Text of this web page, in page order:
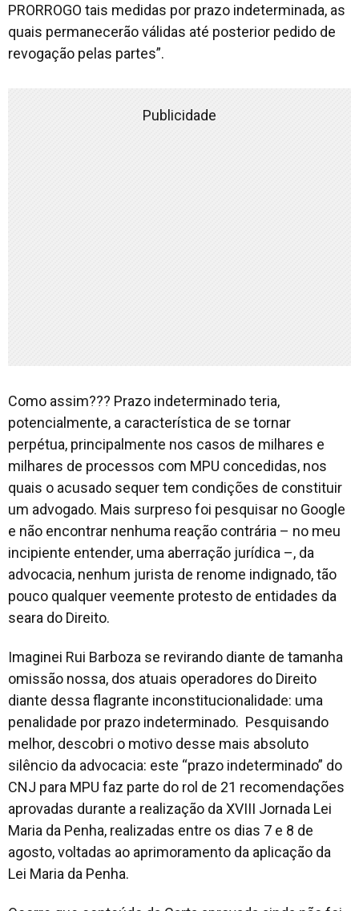
PRORROGO tais medidas por prazo indeterminada, as
quais permanecerão válidas até posterior pedido de
revogação pelas partes”.
Publicidade
Como assim??? Prazo indeterminado teria,
potencialmente, a característica de se tornar
perpétua, principalmente nos casos de milhares e
milhares de processos com MPU concedidas, nos
quais o acusado sequer tem condições de constituir
um advogado. Mais surpreso foi pesquisar no Google
e não encontrar nenhuma reação contrária – no meu
incipiente entender, uma aberração jurídica –, da
advocacia, nenhum jurista de renome indignado, tão
pouco qualquer veemente protesto de entidades da
seara do Direito.
Imaginei Rui Barboza se revirando diante de tamanha
omissão nossa, dos atuais operadores do Direito
diante dessa flagrante inconstitucionalidade: uma
penalidade por prazo indeterminado. Pesquisando
melhor, descobri o motivo desse mais absoluto
silêncio da advocacia: este “prazo indeterminado” do
CNJ para MPU faz parte do rol de 21 recomendações
aprovadas durante a realização da XVIII Jornada Lei
Maria da Penha, realizadas entre os dias 7 e 8 de
agosto, voltadas ao aprimoramento da aplicação da
Lei Maria da Penha.